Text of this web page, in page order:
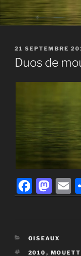
PUBLIÉ
LE
21 SEPTEMBRE
Duos de
F
a
e
b
M
a
o
d
E
CATÉGORIES
OISEAUX
ÉTIQUETTES
2010 ,